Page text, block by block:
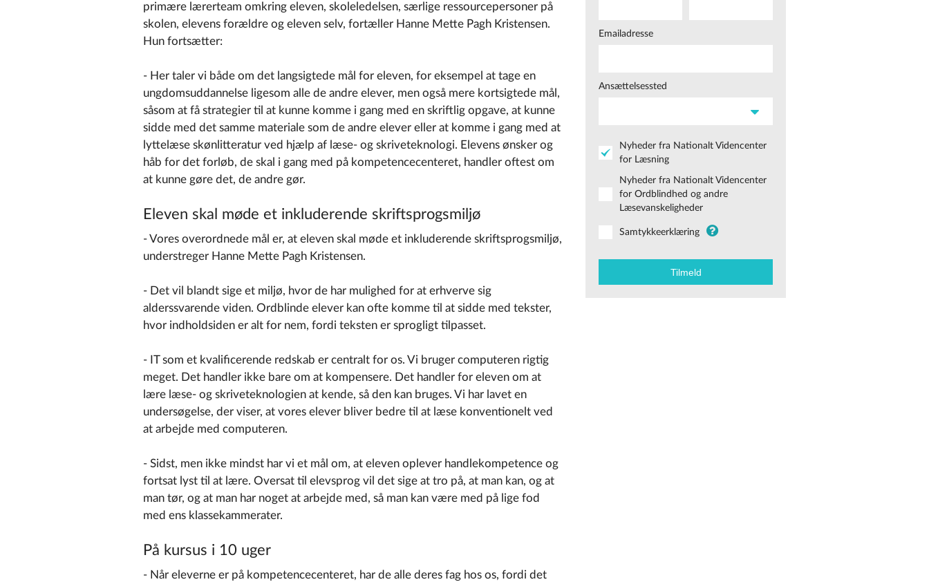
primære lærerteam omkring eleven, skoleledelsen, særlige ressourcepersoner på
skolen, elevens forældre og eleven selv, fortæller Hanne Mette Pagh Kristensen.
Hun fortsætter:
- Her taler vi både om det langsigtede mål for eleven, for eksempel at tage en
ungdomsuddannelse ligesom alle de andre elever, men også mere kortsigtede mål,
såsom at få strategier til at kunne komme i gang med en skriftlig opgave, at kunne
sidde med det samme materiale som de andre elever eller at komme i gang med at
lyttelæse skønlitteratur ved hjælp af læse- og skriveteknologi. Elevens ønsker og
håb for det forløb, de skal i gang med på kompetencecenteret, handler oftest om
at kunne gøre det, de andre gør.
Eleven skal møde et inkluderende skriftsprogsmiljø
- Vores overordnede mål er, at eleven skal møde et inkluderende skriftsprogsmiljø,
understreger Hanne Mette Pagh Kristensen.
- Det vil blandt sige et miljø, hvor de har mulighed for at erhverve sig
alderssvarende viden. Ordblinde elever kan ofte komme til at sidde med tekster,
hvor indholdsiden er alt for nem, fordi teksten er sprogligt tilpasset.
- IT som et kvalificerende redskab er centralt for os. Vi bruger computeren rigtig
meget. Det handler ikke bare om at kompensere. Det handler for eleven om at
lære læse- og skriveteknologien at kende, så den kan bruges. Vi har lavet en
undersøgelse, der viser, at vores elever bliver bedre til at læse konventionelt ved
at arbejde med computeren.
- Sidst, men ikke mindst har vi et mål om, at eleven oplever handlekompetence og
fortsat lyst til at lære. Oversat til elevsprog vil det sige at tro på, at man kan, og at
man tør, og at man har noget at arbejde med, så man kan være med på lige fod
med ens klassekammerater.
På kursus i 10 uger
- Når eleverne er på kompetencecenteret, har de alle deres fag hos os, fordi det
Emailadresse
Ansættelsessted
Nyheder fra Nationalt Videncenter
for Læsning
Nyheder fra Nationalt Videncenter
for Ordblindhed og andre
Læsevanskeligheder
Samtykkeerklæring